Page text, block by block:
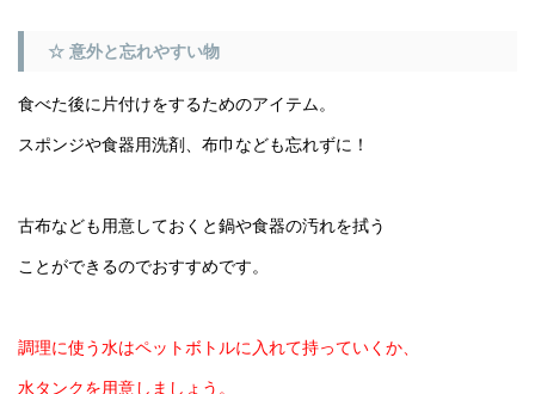
☆ 意外と忘れやすい物
食べた後に片付けをするためのアイテム。
スポンジや食器用洗剤、布巾なども忘れずに！
古布なども用意しておくと鍋や食器の汚れを拭う
ことができるのでおすすめです。
調理に使う水はペットボトルに入れて持っていくか、
水タンクを用意しましょう。